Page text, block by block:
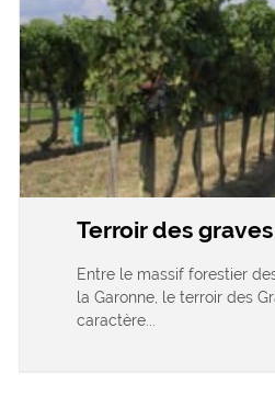
Terroir des graves
Entre le massif forestier
la Garonne, le terroir des
caractère...